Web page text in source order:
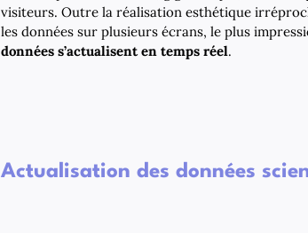
visiteurs. Outre la réalisation esthétique
les données sur plusieurs écrans, le plus
données s’actualisent en temps réel.
Actualisation des données